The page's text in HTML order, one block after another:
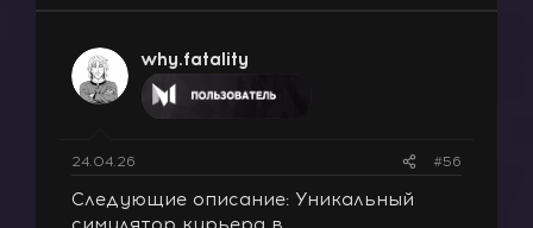
и
и
:
why.fatality
24.04.26 #56
Следующие описание: Уникальный